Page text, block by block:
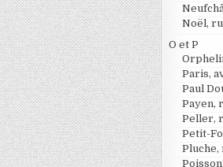
Noël,
O et P
Paris,
Paul
Payen,
Peller,
Petit-
Pluche,